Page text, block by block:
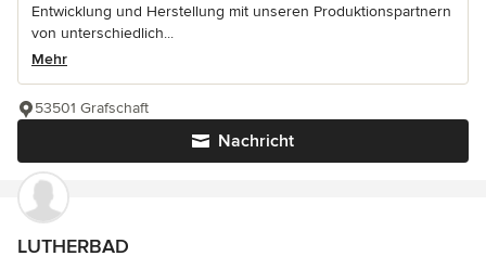
Entwicklung und Herstellung mit unseren Produktionspartnern
von unterschiedlich...
Mehr
Nachricht
53501 Grafschaft
LUTHERBAD